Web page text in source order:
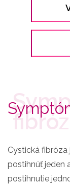
Cystická
postihnúť jeden
postihnutie